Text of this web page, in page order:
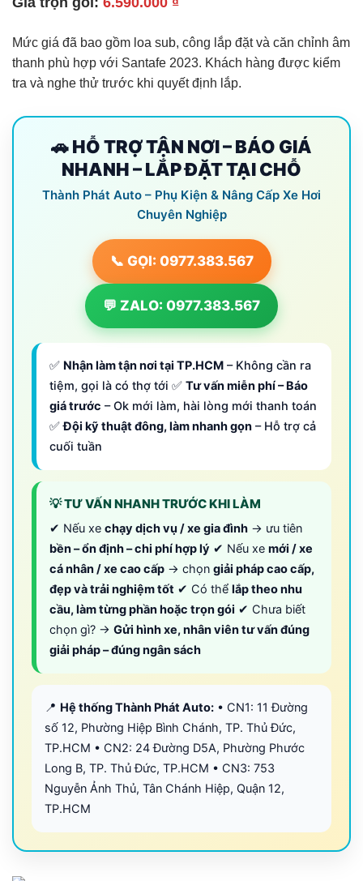
Mức giá đã bao gồm loa sub, công lắp đặt và căn chỉnh âm
thanh phù hợp với Santafe 2023. Khách hàng được kiểm
tra và nghe thử trước khi quyết định lắp.
🚗 HỖ TRỢ TẬN NƠI – BÁO GIÁ
NHANH – LẮP ĐẶT TẠI CHỖ
Thành Phát Auto – Phụ Kiện & Nâng Cấp Xe Hơi
Chuyên Nghiệp
📞 GỌI: 0977.383.567
💬 ZALO: 0977.383.567
✅ Nhận làm tận nơi tại TP.HCM – Không cần ra
tiệm, gọi là có thợ tới ✅ Tư vấn miễn phí – Báo
giá trước – Ok mới làm, hài lòng mới thanh toán
✅Đội kỹ thuật đông, làm nhanh gọn – Hỗ trợ cả
cuối tuần
💡 TƯ VẤN NHANH TRƯỚC KHI LÀM
✔ Nếu xe chạy dịch vụ / xe gia đình → ưu tiên
bền – ổn định – chi phí hợp lý ✔ Nếu xe mới / xe
cá nhân / xe cao cấp → chọn giải pháp cao cấp,
đẹp và trải nghiệm tốt ✔ Có thể lắp theo nhu
cầu, làm từng phần hoặc trọn gói ✔ Chưa biết
chọn gì? → Gửi hình xe, nhân viên tư vấn đúng
giải pháp – đúng ngân sách
📍 Hệ thống Thành Phát Auto: • CN1: 11 Đường
số 12, Phường Hiệp Bình Chánh, TP. Thủ Đức,
TP.HCM • CN2: 24 Đường D5A, Phường Phước
Long B, TP. Thủ Đức, TP.HCM • CN3: 753
Nguyễn Ảnh Thủ, Tân Chánh Hiệp, Quận 12,
TP.HCM